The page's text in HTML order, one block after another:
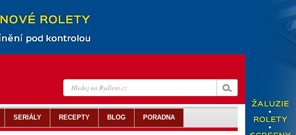
SERIÁLY RECEPTY BLOG PORADNA